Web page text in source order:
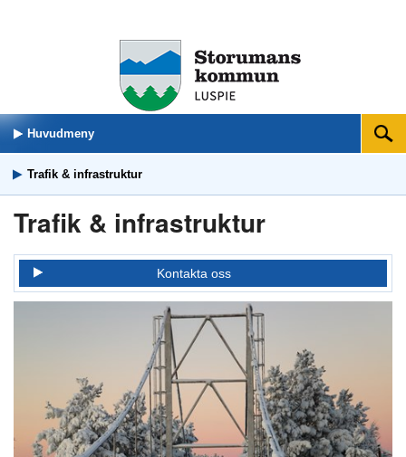
Huvudmeny Sök
Trafik & infrastruktur
Trafik & infrastruktur
Kontakta oss